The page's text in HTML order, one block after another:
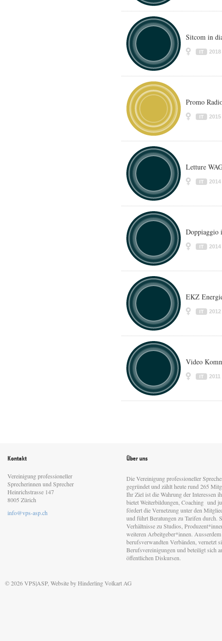
Sitcom in
IT 2018
Promo
IT 2015
Letture
IT 2014
Doppiaggio
IT 2014
EKZ
IT 2012
Video
IT 2011
Kontakt
Vereinigung professioneller
Sprecherinnen und Sprecher
Heinrichstrasse 147
8005 Zürich
info@vps-asp.ch
Über uns
Die Vereinigung professioneller
gegründet und zählt heute rund 265
Ihr Ziel ist die Wahrung der Interessen
bietet Weiterbildungen, Coaching und
fördert die Vernetzung unter den
und führt Beratungen zu Tarifen durch.
Verhältnisse zu Studios,
weiteren Arbeitgeber*innen.
berufsverwandten Verbänden, vernetzt
Berufsvereinigungen und beteiligt sich
öffentlichen Diskursen.
© 2026 VPS|ASP, Website byHinderling Volkart AG